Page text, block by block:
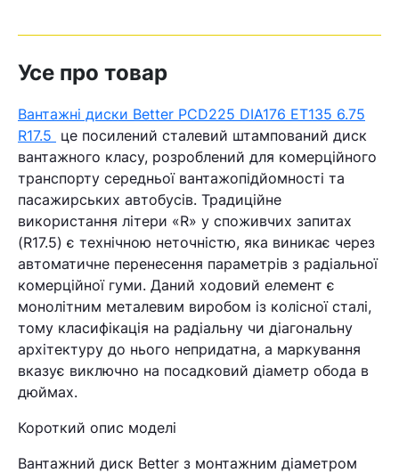
Усе про товар
Вантажні диски Better PCD225 DIA176 ET135 6.75
R17.5 це посилений сталевий штампований диск
вантажного класу, розроблений для комерційного
транспорту середньої вантажопідйомності та
пасажирських автобусів. Традиційне
використання літери «R» у споживчих запитах
(R17.5) є технічною неточністю, яка виникає через
автоматичне перенесення параметрів з радіальної
комерційної гуми. Даний ходовий елемент є
монолітним металевим виробом із колісної сталі,
тому класифікація на радіальну чи діагональну
архітектуру до нього непридатна, а маркування
вказує виключно на посадковий діаметр обода в
дюймах.
Короткий опис моделі
Вантажний диск Better з монтажним діаметром